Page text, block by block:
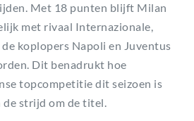
Met 18 punten blijft Milan
met rivaal Internazionale,
koplopers Napoli en Juventus
Dit benadrukt hoe
topcompetitie dit seizoen is
strijd om de titel.